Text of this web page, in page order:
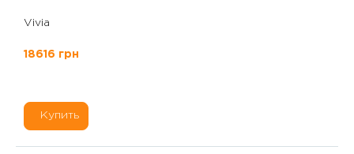
Vivia
18616 грн
Купить